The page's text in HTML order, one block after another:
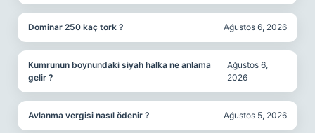
Dominar 250 kaç tork ? Ağustos 6, 2026
Kumrunun boynundaki siyah halka ne anlama
gelir ?
Ağustos 6,
2026
Avlanma vergisi nasıl ödenir ? Ağustos 5, 2026